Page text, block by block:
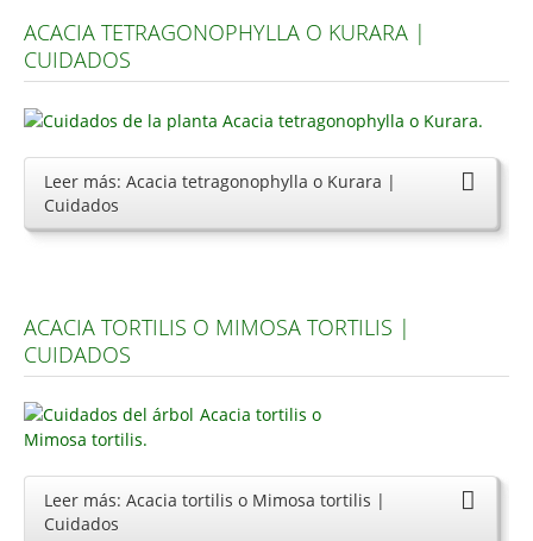
ACACIA TETRAGONOPHYLLA O KURARA |
CUIDADOS
Leer más: Acacia tetragonophylla o Kurara |
Cuidados
ACACIA TORTILIS O MIMOSA TORTILIS |
CUIDADOS
Leer más: Acacia tortilis o Mimosa tortilis |
Cuidados